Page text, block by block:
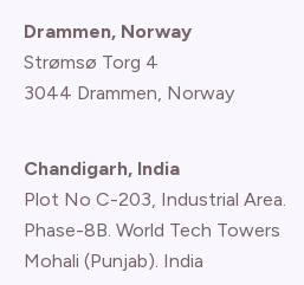
Drammen, Norway
Strømsø Torg 4
3044 Drammen, Norway
Chandigarh, India
Plot No C-203, Industrial Area.
Phase-8B. World Tech Towers
Mohali (Punjab). India